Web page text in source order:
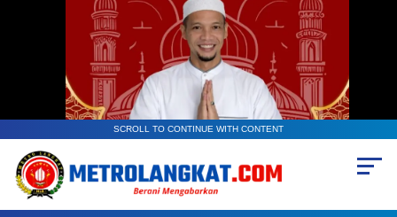
SCROLL TO CONTINUE WITH CONTENT